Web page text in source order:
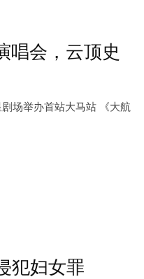
唱会，云顶史
场举办首站大马站 《大航
犯妇女罪